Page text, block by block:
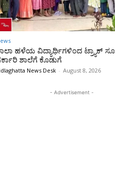
ಹಳೆಯ ವಿದ್ಯಾರ್ಥಿಗಳಿಂದ ಟ್ರ್ಯಾಕ್‌
ಶಾಲೆಗೆ ಕೊಡುಗೆ
News Desk - August 8, 2026
- Advertisement -